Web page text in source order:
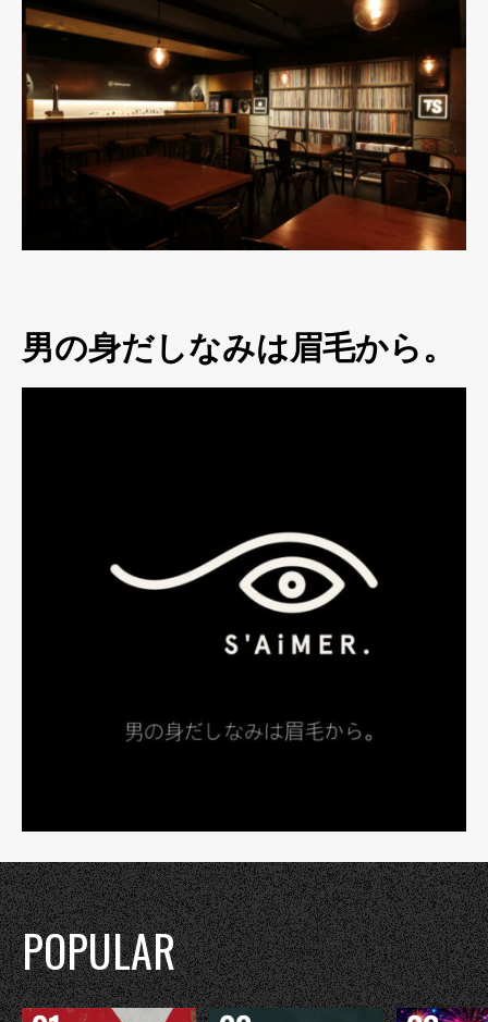
男の身だしなみは眉毛から。
POPULAR